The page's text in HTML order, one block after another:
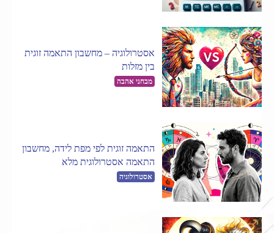
אסטרולוגיה – מחשבון התאמה זוגית
בין מזלות
מבחני אהבה
התאמה זוגית לפי מפת לידה, מחשבון
התאמה אסטרולוגית מלא
אסטרולוגיה